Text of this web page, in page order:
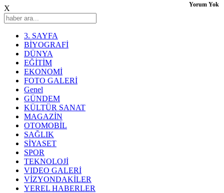
X
3. SAYFA
BİYOGRAFİ
DÜNYA
EĞİTİM
EKONOMİ
FOTO GALERİ
Genel
GÜNDEM
KÜLTÜR SANAT
MAGAZİN
OTOMOBİL
SAĞLIK
SİYASET
SPOR
TEKNOLOJİ
VIDEO GALERİ
VİZYONDAKİLER
YEREL HABERLER
Yorum Yok